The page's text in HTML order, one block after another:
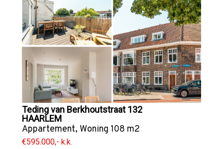
Teding van Berkhoutstraat 132
HAARLEM
Appartement, Woning 108 m2
€595.000,- k.k.